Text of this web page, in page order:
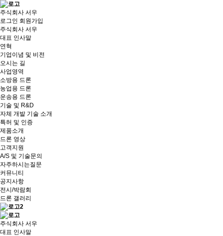
주식회사 서우
로그인 회원가입
주식회사 서우
대표 인사말
연혁
기업이념 및 비전
오시는 길
사업영역
소방용 드론
농업용 드론
운송용 드론
기술 및 R&D
자체 개발 기술 소개
특허 및 인증
제품소개
드론 영상
고객지원
A/S 및 기술문의
자주하시는질문
커뮤니티
공지사항
전시/박람회
드론 갤러리
주식회사 서우
대표 인사말